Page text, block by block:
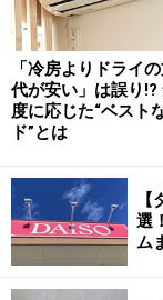
「省エネラベリ
達成率と共にこ
ろん冷蔵庫もこ
です。
さて、最新の冷
るかという部分
ラスの冷蔵庫の
ネ率を達成して
「冷房よりドライ
代が安い」は誤り!?
度に応じた“ベスト
ド”とは
選
ム